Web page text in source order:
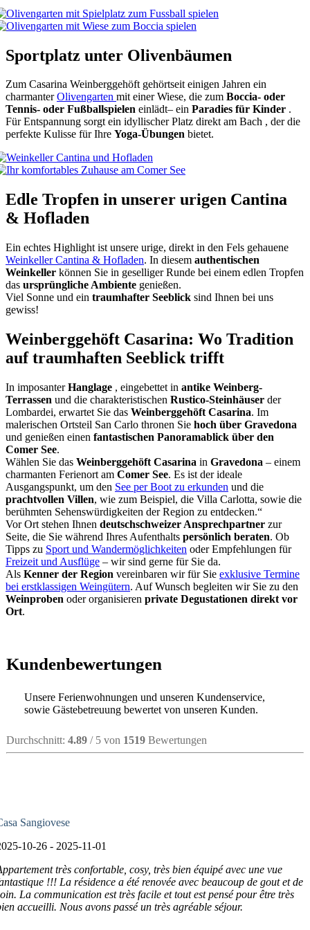
Sportplatz unter Olivenbäumen
Zum Casarina Weinberggehöft gehörtseit einigen Jahren ein
charmanterOlivengarten mit einer Wiese, die zum Boccia- oder
Tennis- oder Fußballspielen einlädt– ein Paradies für Kinder .
Für Entspannung sorgt ein idyllischer Platz direkt am Bach , der die
perfekte Kulisse für Ihre Yoga-Übungen bietet.
Edle Tropfen in unserer urigen Cantina
& Hofladen
Ein echtes Highlight ist unsere urige, direkt in den Fels gehauene
Weinkeller Cantina & Hofladen. In diesem authentischen
Weinkeller können Sie in geselliger Runde bei einem edlen Tropfen
das ursprüngliche Ambiente genießen.
Viel Sonne und ein traumhafter Seeblick sind Ihnen bei uns
gewiss!
Weinberggehöft Casarina: Wo Tradition
auf traumhaften Seeblick trifft
In imposanterHanglage , eingebettet in antike Weinberg-
Terrassen und die charakteristischen Rustico-Steinhäuser der
Lombardei, erwartet Sie das Weinberggehöft Casarina. Im
malerischen Ortsteil San Carlo thronen Sie hoch über Gravedona
und genießen einen fantastischen Panoramablick über den
Comer See.
Wählen Sie das Weinberggehöft Casarina in Gravedona – einem
charmanten Ferienort am Comer See. Es ist der ideale
Ausgangspunkt, um den See per Boot zu erkunden und die
prachtvollen Villen, wie zum Beispiel, die Villa Carlotta, sowie die
berühmten Sehenswürdigkeiten der Region zu entdecken.“
Vor Ort stehen Ihnen deutschschweizer Ansprechpartner zur
Seite, die Sie während Ihres Aufenthalts persönlich beraten. Ob
Tipps zu Sport und Wandermöglichkeiten oder Empfehlungen für
Freizeit und Ausflüge – wir sind gerne für Sie da.
Als Kenner der Region vereinbaren wir für Sie exklusive Termine
bei erstklassigen Weingütern. Auf Wunsch begleiten wir Sie zu den
Weinproben oder organisieren private Degustationen direkt vor
Ort.
Kundenbewertungen
Unsere Ferienwohnungen und unseren Kundenservice,
sowie Gästebetreuung bewertet von unseren Kunden.
Durchschnitt: 4.89 / 5 von 1519 Bewertungen
Sangiovese
10-26 - 2025-11-01
très confortable, cosy, très bien équipé avec une vue
!!! La résidence a été renovée avec beaucoup de gout et de
La communication est très facile et tout est pensé pour être très
accueilli. Nous avons passé un très agréable séjour.